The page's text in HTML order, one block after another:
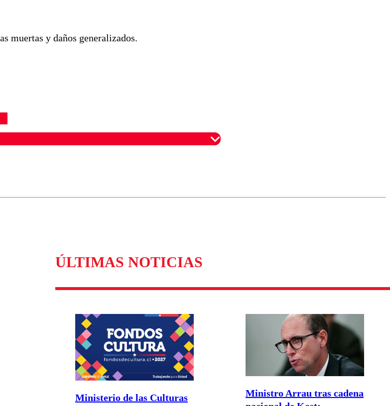
muertas y daños generalizados.
ÚLTIMAS NOTICIAS
Ministerio de las Culturas
Ministro Arrau tras cadena